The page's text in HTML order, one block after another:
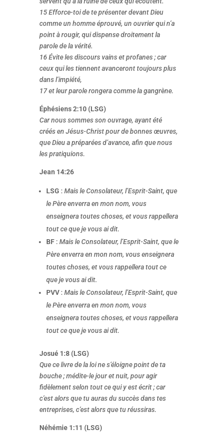
15 Efforce-toi de te présenter devant Dieu
comme un homme éprouvé, un ouvrier qui n’a
point à rougir, qui dispense droitement la
parole de la vérité.
16 Évite les discours vains et profanes ; car
ceux qui les tiennent avanceront toujours plus
dans l’impiété,
17 et leur parole rongera comme la gangrène.
Éphésiens 2:10 (LSG)
Car nous sommes son ouvrage, ayant été
créés en Jésus-Christ pour de bonnes œuvres,
que Dieu a préparées d’avance, afin que nous
les pratiquions.
Jean 14:26
LSG : Mais le Consolateur, l’Esprit-Saint, que
le Père enverra en mon nom, vous
enseignera toutes choses, et vous rappellera
tout ce que je vous ai dit.
BF: Mais le Consolateur, l’Esprit-Saint, que le
Père enverra en mon nom, vous enseignera
toutes choses, et vous rappellera tout ce
que je vous ai dit.
PVV: Mais le Consolateur, l’Esprit-Saint, que
le Père enverra en mon nom, vous
enseignera toutes choses, et vous rappellera
tout ce que je vous ai dit.
Josué 1:8 (LSG)
Que ce livre de la loi ne s’éloigne point de ta
bouche ; médite-le jour et nuit, pour agir
fidèlement selon tout ce qui y est écrit ; car
c’est alors que tu auras du succès dans tes
entreprises, c’est alors que tu réussiras.
Néhémie 1:11 (LSG)